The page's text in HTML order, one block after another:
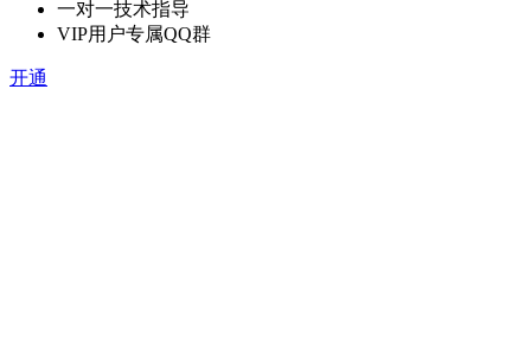
一对一技术指导
VIP用户专属QQ群
开通